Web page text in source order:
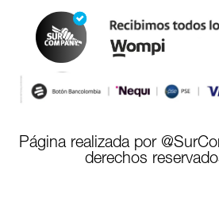
Página realizada por
derechos